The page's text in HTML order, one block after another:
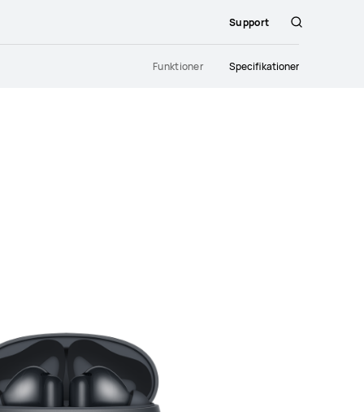
Support
Sök
Funktioner Specifikationer